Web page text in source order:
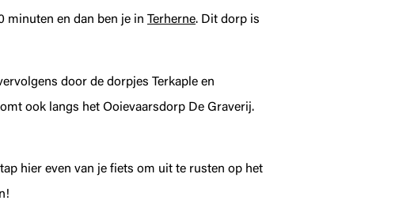
minuten en dan ben je in Terherne. Dit dorp is
door de dorpjes Terkaple en
ook langs het Ooievaarsdorp De Graverij.
hier even van je fiets om uit te rusten op het